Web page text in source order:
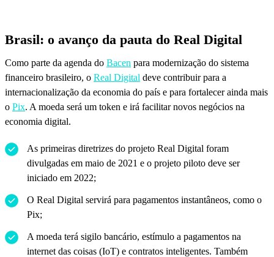
Brasil: o avanço da pauta do Real Digital
Como parte da agenda do Bacen para modernização do sistema
financeiro brasileiro, o Real Digital deve contribuir para a
internacionalização da economia do país e para fortalecer ainda mais
o Pix. A moeda será um token e irá facilitar novos negócios na
economia digital.
As primeiras diretrizes do projeto Real Digital foram
divulgadas em maio de 2021 e o projeto piloto deve ser
iniciado em 2022;
O Real Digital servirá para pagamentos instantâneos, como o
Pix;
A moeda terá sigilo bancário, estímulo a pagamentos na
internet das coisas (IoT) e contratos inteligentes. Também